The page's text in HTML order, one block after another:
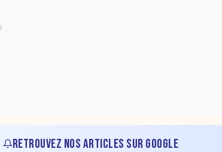
RETROUVEZ NOS ARTICLES SUR GOOGLE